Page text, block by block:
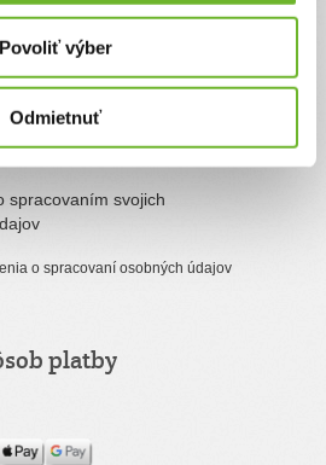
Povoliť výber
Odmietnuť
podmienkami a pravidlami
zasielaním newslettra
spracovaním svojich
o spracovaní osobných údajov
platby